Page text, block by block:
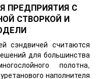
ПРЕДПРИЯТИЯ С
СТВОРКОЙ И
сэндвичей считаются
для большинства
полотна,
наполнителя